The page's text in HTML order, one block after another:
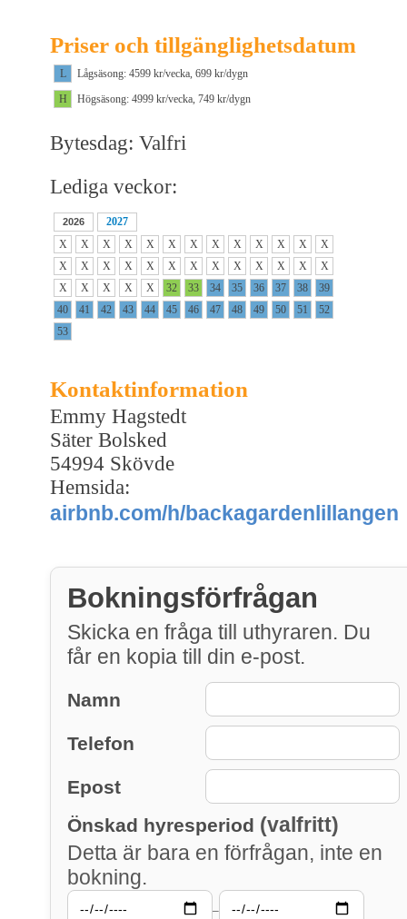
Priser och tillgänglighetsdatum
L
Lågsäsong: 4599 kr/vecka, 699 kr/dygn
H
Högsäsong: 4999 kr/vecka, 749 kr/dygn
Bytesdag: Valfri
Lediga veckor:
2026
2027
X
X X X X X X X X X X X
X
X
X X X X X X X X X X X
X
X
X X X X 32 33 34 35 36 37 38
39
40
41 42 43 44 45 46 47 48 49 50 51
52
53
Kontaktinformation
Emmy Hagstedt
Säter Bolsked
54994 Skövde
Hemsida:
airbnb.com/h/backagardenlillangen
Bokningsförfrågan
Skicka en fråga till uthyraren. Du
får en kopia till din e-post.
Namn
Telefon
Epost
Önskad hyresperiod (valfritt)
Detta är bara en förfrågan, inte en
bokning.
–